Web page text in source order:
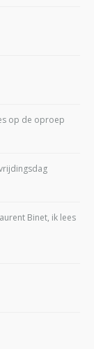
op de oproep
Binet, ik lees